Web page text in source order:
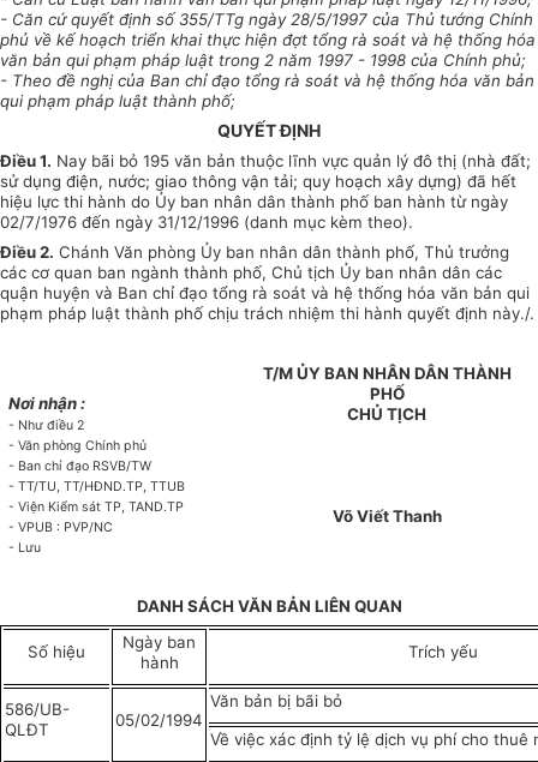
- Căn cứ quyết định số 355/TTg ngày 28/5/1997 của Thủ tướng Chính
phủ về kế hoạch triển khai thực hiện đợt tổng rà soát và hệ thống hóa
văn bản qui phạm pháp luật trong 2 năm 1997 - 1998 của Chính phủ;
- Theo đề nghị của Ban chỉ đạo tổng rà soát và hệ thống hóa văn bản
qui phạm pháp luật thành phố;
QUYẾT ĐỊNH
Điều 1. Nay bãi bỏ 195 văn bản thuộc lĩnh vực quản lý đô thị (nhà đất;
sử dụng điện, nước; giao thông vận tải; quy hoạch xây dựng) đã hết
hiệu lực thi hành do Ủy ban nhân dân thành phố ban hành từ ngày
02/7/1976 đến ngày 31/12/1996 (danh mục kèm theo).
Điều 2. Chánh Văn phòng Ủy ban nhân dân thành phố, Thủ trưởng
các cơ quan ban ngành thành phố, Chủ tịch Ủy ban nhân dân các
quận huyện và Ban chỉ đạo tổng rà soát và hệ thống hóa văn bản qui
phạm pháp luật thành phố chịu trách nhiệm thi hành quyết định này./.
Nơi nhận :
- Như điều 2
- Văn phòng Chính phủ
- Ban chỉ đạo RSVB/TW
- TT/TU, TT/HĐND.TP, TTUB
- Viện Kiểm sát TP, TAND.TP
- VPUB : PVP/NC
- Lưu
T/M ỦY BAN NHÂN DÂN THÀNH
PHỐ
CHỦ TỊCH
Võ Viết Thanh
DANH SÁCH VĂN BẢN LIÊN QUAN
Số hiệu
Ngày ban
hành
Trích yếu
586/UB-
QLĐT
05/02/1994
Văn bản bị bãi bỏ
Về việc xác định tỷ lệ dịch vụ phí cho thuê